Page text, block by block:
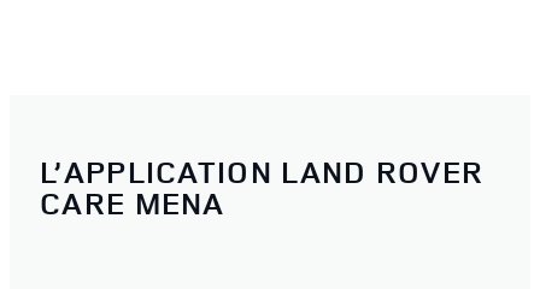
L’APPLICATION LAND ROVER
CARE MENA